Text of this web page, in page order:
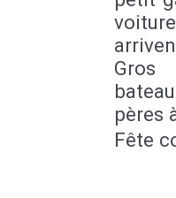
Gros
pères
Fête